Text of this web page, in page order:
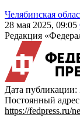
Челябинская
28 мая 2025, 09:05
Редакция
Дата публикации:
Постоянный
https://fedpress.ru/